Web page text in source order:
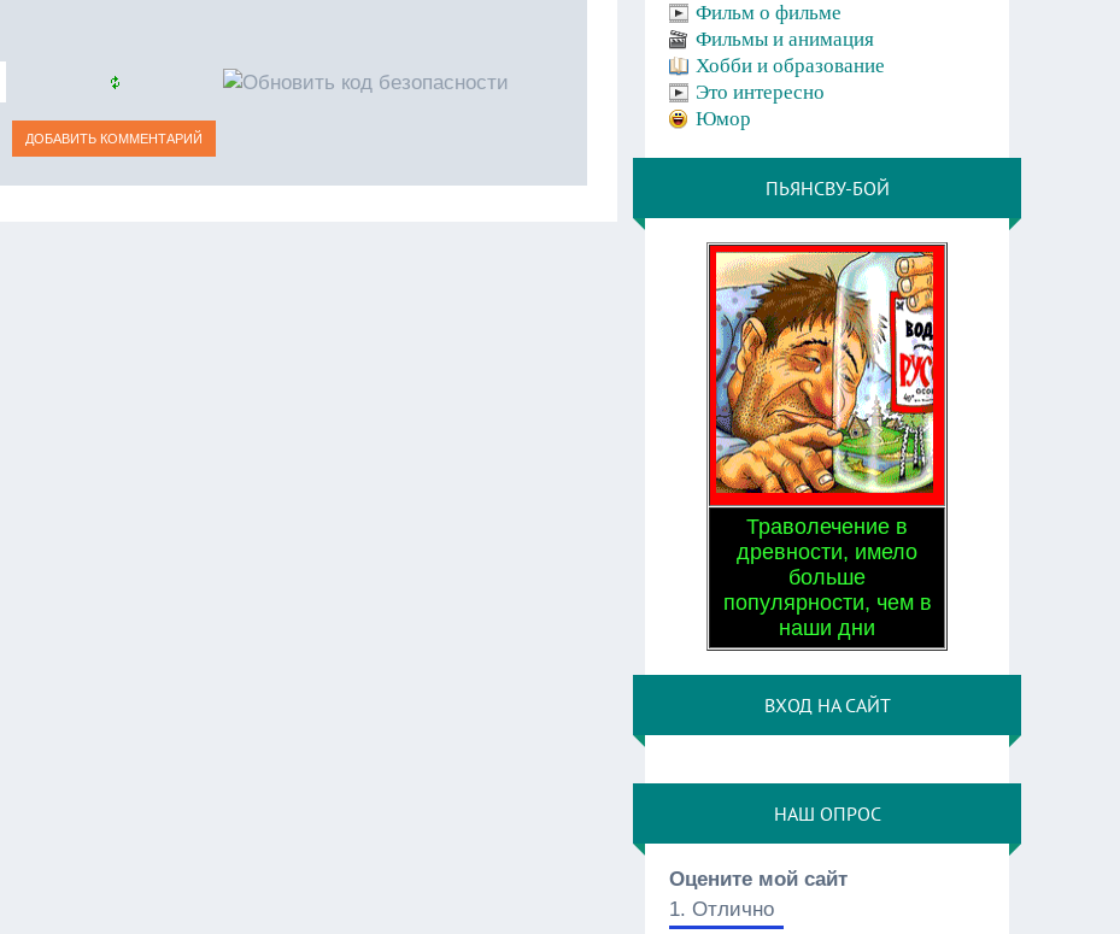
Фильм о фильме
Фильмы и анимация
Хобби и образование
Это интересно
Юмор
ПЬЯНСВУ-БОЙ
Траволечение в
древности, имело
больше
популярности, чем в
наши дни
ВХОД НА САЙТ
НАШ ОПРОС
Оцените мой сайт
1.Отлично